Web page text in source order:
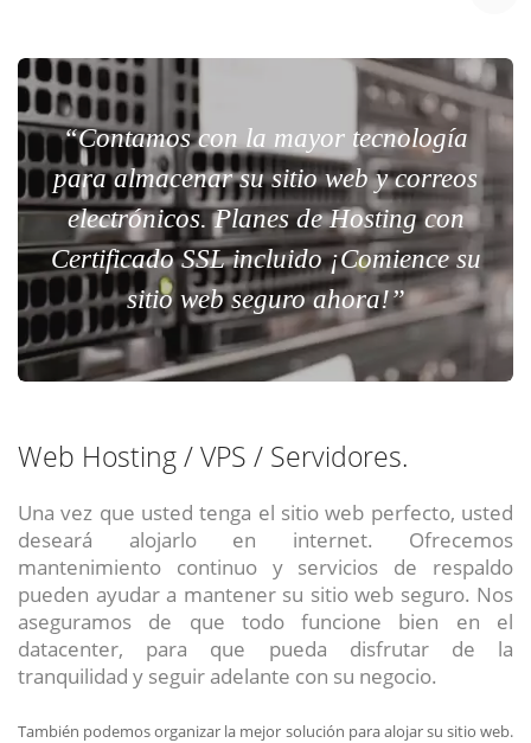
“Contamos con la mayor tecnología
para almacenar su sitio web y correos
electrónicos. Planes de Hosting con
Certificado SSL incluido ¡Comience su
sitio web seguro ahora!”
Web Hosting / VPS / Servidores.
Una vez que usted tenga el sitio web perfecto, usted
deseará alojarlo en internet. Ofrecemos
mantenimiento continuo y servicios de respaldo
pueden ayudar a mantener su sitio web seguro. Nos
aseguramos de que todo funcione bien en el
datacenter, para que pueda disfrutar de la
tranquilidad y seguir adelante con su negocio.
También podemos organizar la mejor solución para alojar su sitio web.